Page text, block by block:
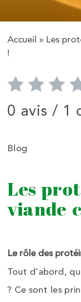
Accueil » Les
!
0 avis / 1
Blog
Les
viande
Le rôle des
Tout d’abord,
? Ce sont les